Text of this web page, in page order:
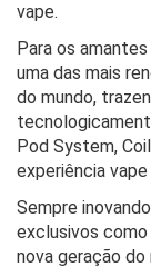
vape.
Para os
uma das mais
do mundo,
Pod System,
experiência
Sempre
exclusivos como
nova geração